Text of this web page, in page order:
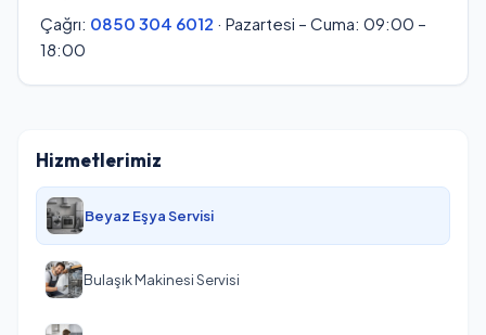
Çağrı: 0850 304 6012 · Pazartesi – Cuma: 09:00 –
18:00
Hizmetlerimiz
Beyaz Eşya Servisi
Bulaşık Makinesi Servisi